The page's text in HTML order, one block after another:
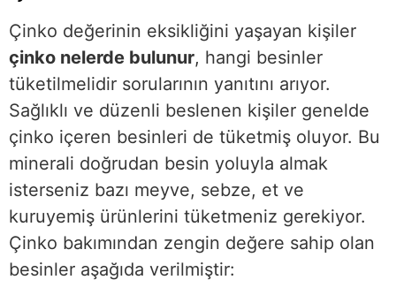
Çinko değerinin eksikliğini yaşayan kişiler
çinko nelerde bulunur, hangi besinler
tüketilmelidir sorularının yanıtını arıyor.
Sağlıklı ve düzenli beslenen kişiler genelde
çinko içeren besinleri de tüketmiş oluyor. Bu
minerali doğrudan besin yoluyla almak
isterseniz bazı meyve, sebze, et ve
kuruyemiş ürünlerini tüketmeniz gerekiyor.
Çinko bakımından zengin değere sahip olan
besinler aşağıda verilmiştir: